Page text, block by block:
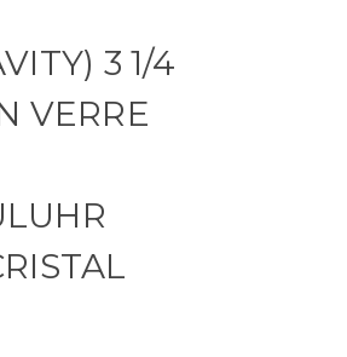
3 1/4
VERRE